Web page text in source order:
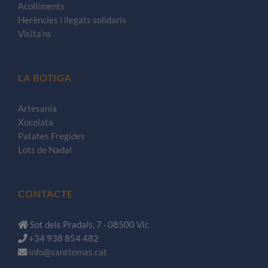
Acolliments
Herències i llegats solidaris
Visita’ns
LA BOTIGA
Artesania
Xocolata
Patates Fregides
Lots de Nadal
CONTACTE
Sot dels Pradals, 7 · 08500 Vic
+34 938 854 482
info@santtomas.cat